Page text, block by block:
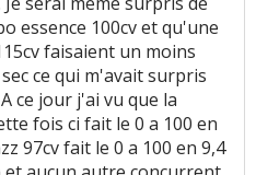
essence 100cv et qu'une
faisaient un moins
ce qui m'avait surpris
ce jour j'ai vu que la
fois ci fait le 0 a 100 en
97cv fait le 0 a 100 en 9,4